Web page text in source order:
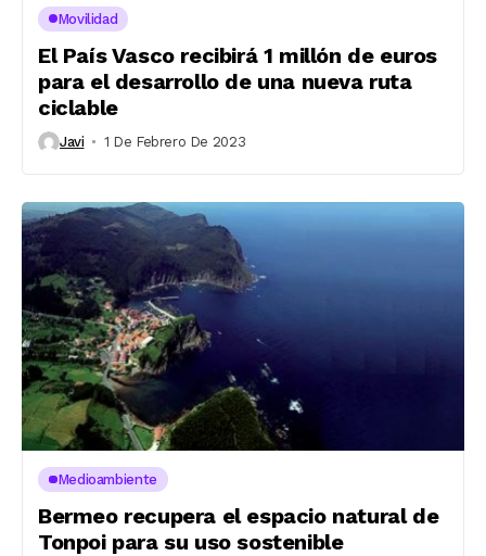
Movilidad
El País Vasco recibirá 1 millón de euros
para el desarrollo de una nueva ruta
ciclable
Javi 1 De Febrero De 2023
Medioambiente
Bermeo recupera el espacio natural de
Tonpoi para su uso sostenible